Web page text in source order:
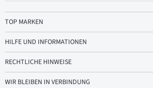
TOP MARKEN
HILFE UND INFORMATIONEN
RECHTLICHE HINWEISE
WIR BLEIBEN IN VERBINDUNG